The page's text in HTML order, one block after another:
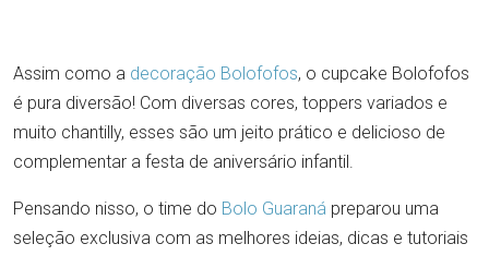
Assim como a decoração Bolofofos, o cupcake Bolofofos
é pura diversão! Com diversas cores, toppers variados e
muito chantilly, esses são um jeito prático e delicioso de
complementar a festa de aniversário infantil.
Pensando nisso, o time do Bolo Guaraná preparou uma
seleção exclusiva com as melhores ideias, dicas e tutoriais